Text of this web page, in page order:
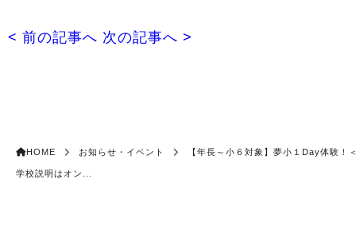
< 前の記事へ 次の記事へ >
HOME お知らせ・イベント 【年長～小６対象】夢小１Day体験！
学校説明はオン...